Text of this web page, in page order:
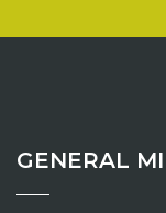
GENERAL